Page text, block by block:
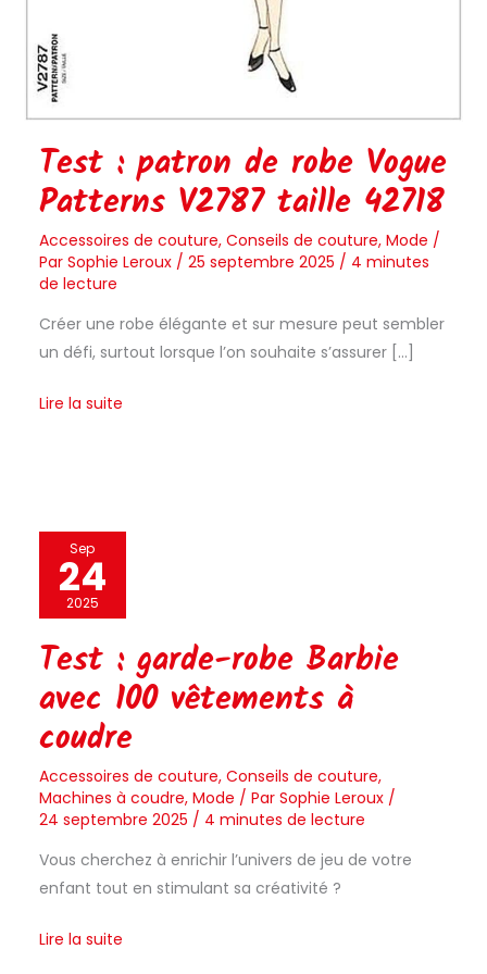
Test : patron de robe Vogue
Patterns V2787 taille 42718
Accessoires de couture, Conseils de couture, Mode /
Par Sophie Leroux / 25 septembre 2025 / 4 minutes
de lecture
Créer une robe élégante et sur mesure peut sembler
un défi, surtout lorsque l’on souhaite s’assurer […]
Lire la suite
Sep
24
2025
Test : garde-robe Barbie
avec 100 vêtements à
coudre
Accessoires de couture, Conseils de couture,
Machines à coudre, Mode / Par Sophie Leroux /
24 septembre 2025 / 4 minutes de lecture
Vous cherchez à enrichir l’univers de jeu de votre
enfant tout en stimulant sa créativité ?
Test
garde-
Barbie
avec
100
vêtements
à
coudre
Lire la suite